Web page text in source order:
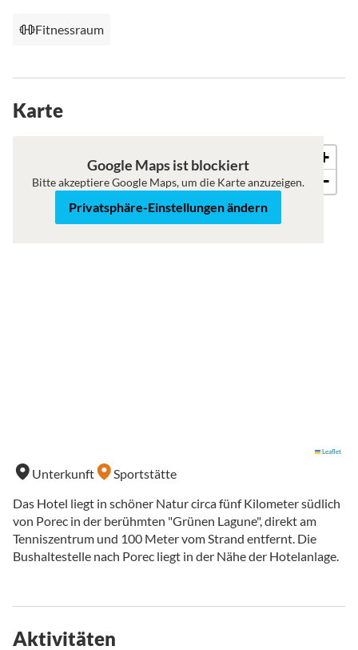
Fitnessraum
Karte
Satellit
+
−
Leaflet
Google Maps ist blockiert
Bitte akzeptiere Google Maps, um die Karte anzuzeigen.
Privatsphäre-Einstellungen ändern
Unterkunft
Sportstätte
Das Hotel liegt in schöner Natur circa fünf Kilometer südlich
von Porec in der berühmten "Grünen Lagune", direkt am
Tenniszentrum und 100 Meter vom Strand entfernt. Die
Bushaltestelle nach Porec liegt in der Nähe der Hotelanlage.
Aktivitäten